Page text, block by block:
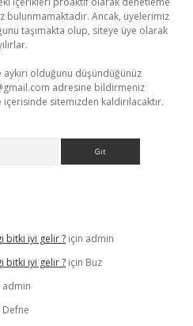
bulunmamaktadır. Ancak, üyelerimiz
taşımakta olup, siteye üye olarak
olduğunu düşündüğünüz
adresine bildirmeniz
sitemizden kaldırılacaktır.
bitki iyi gelir ? için admin
bitki iyi gelir ? için Buz
admin
Defne